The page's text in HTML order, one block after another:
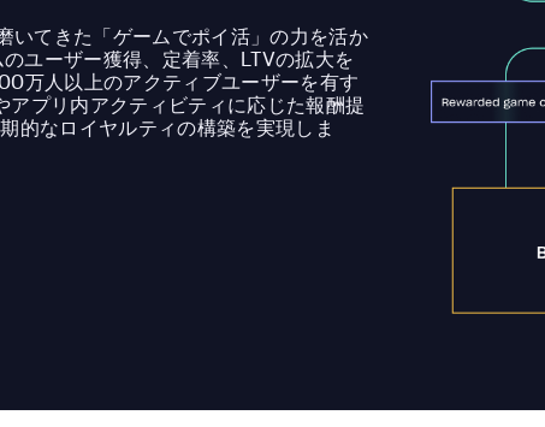
てきた「ゲームでポイ活」の力を活か
ユーザー獲得、定着率、LTVの拡大を
万人以上のアクティブユーザーを有す
プリ内アクティビティに応じた報酬提
的なロイヤルティの構築を実現しま